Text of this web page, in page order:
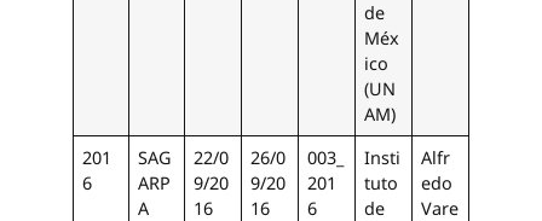
de
Méx
ico
(UN
AM)
201
6
SAG
ARP
A
22/0
9/20
16
26/0
9/20
16
003_
201
6
Insti
tuto
de
Alfr
edo
Vare